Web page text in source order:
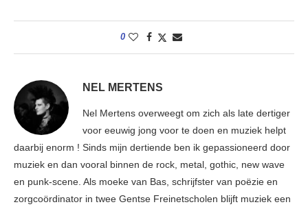
0
NEL MERTENS
Nel Mertens overweegt om zich als late dertiger
voor eeuwig jong voor te doen en muziek helpt
daarbij enorm ! Sinds mijn dertiende ben ik gepassioneerd door
muziek en dan vooral binnen de rock, metal, gothic, new wave
en punk-scene. Als moeke van Bas, schrijfster van poëzie en
zorgcoördinator in twee Gentse Freinetscholen blijft muziek een